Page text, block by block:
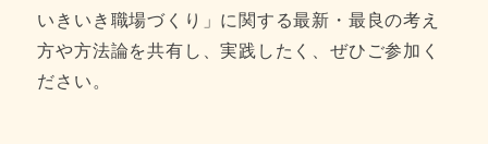
いきいき職場づくり」に関する最新・最良の考え
方や方法論を共有し、実践したく、ぜひご参加く
ださい。